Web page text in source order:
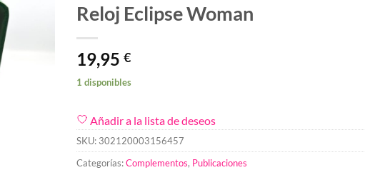
Reloj Eclipse Woman
19,95 €
1 disponibles
Añadir a la lista de deseos
SKU: 302120003156457
Categorías:Complementos, Publicaciones